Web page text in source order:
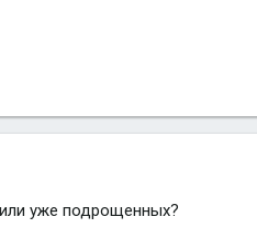
или уже подрощенных?